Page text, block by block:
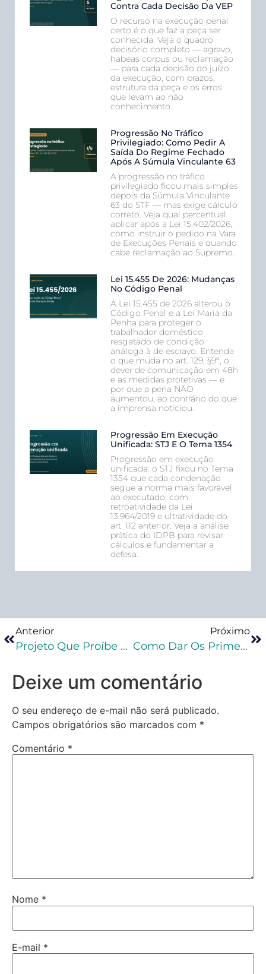
Contra Cada Decisão Da VEP
O recurso na execução penal
certo é o que faz a peça ser
conhecida. Veja o quadro
decisório completo — agravo,
habeas corpus ou reclamação
— para cada decisão do juízo
da execução, com prazos,
estrutura da peça e os erros
que levam ao não
conhecimento.
Progressão No Tráfico
Privilegiado: Como Pedir A
Saída Do Regime Fechado
Após A Súmula Vinculante 63
A progressão no tráfico
privilegiado ficou mais simples
depois da Súmula Vinculante
63 do STF — mas exige cálculo
correto. Veja qual percentual
aplicar após a Lei 15.402/2026,
como instruir o pedido na Vara
de Execuções Penais e quando
cabe reclamação ao Supremo.
Lei 15.455 De 2026: Mudanças
No Código Penal
A Lei 15.455 de 2026 alterou o
Código Penal e a Lei Maria da
Penha para proteger o
trabalhador doméstico
resgatado de condição
análoga à de escravo. Entenda
o que muda no art. 129, §9º, o
dever de comunicação em 48h
e as medidas protetivas — e
por que a pena NÃO
aumentou, ao contrário do que
a imprensa noticiou.
Progressão Em Execução
Unificada: STJ E O Tema 1354
Progressão em execução
unificada: o STJ fixou no Tema
1354 que cada condenação
segue a norma mais favorável
ao executado, com
retroatividade da Lei
13.964/2019 e ultratividade do
art. 112 anterior. Veja a análise
prática do IDPB para revisar
cálculos e fundamentar a
defesa.
Anterior
Projeto Que Proíbe As “saidinhas” Da Prisão É Aprovado Pela Câmara
Próximo
Como Dar Os Primeiros Passos Na Execução Penal?
Deixe um comentário
O seu endereço de e-mail não será publicado.
Campos obrigatórios são marcados com *
Comentário *
Nome *
E-mail *